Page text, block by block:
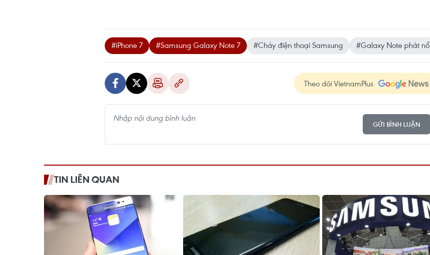
#iPhone 7 #Samsung Galaxy Note 7 #Cháy điện thoại Samsung #Galaxy Note phát nổ
Theo dõi VietnamPlus
GỬI BÌNH LUẬN
TIN LIÊN QUAN